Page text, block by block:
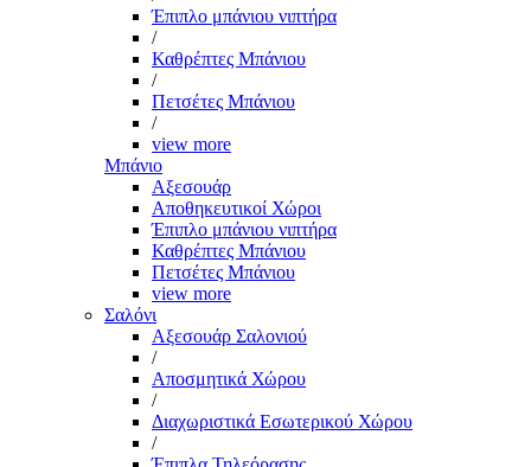
Έπιπλο μπάνιου νιπτήρα
/
Καθρέπτες Μπάνιου
/
Πετσέτες Μπάνιου
/
view more
Μπάνιο
Αξεσουάρ
Αποθηκευτικοί Χώροι
Έπιπλο μπάνιου νιπτήρα
Καθρέπτες Μπάνιου
Πετσέτες Μπάνιου
view more
Σαλόνι
Αξεσουάρ Σαλονιού
/
Αποσμητικά Χώρου
/
Διαχωριστικά Εσωτερικού Χώρου
/